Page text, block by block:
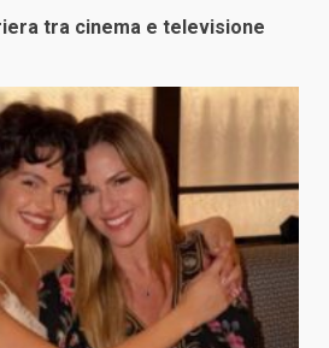
tra cinema e televisione